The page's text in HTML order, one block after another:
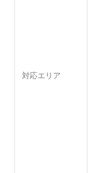
対応エリア